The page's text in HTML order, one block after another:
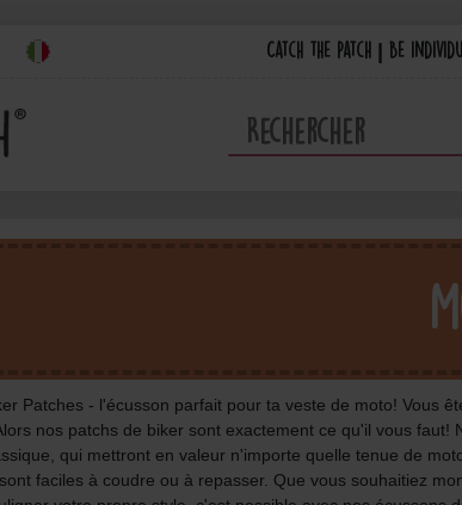
Catch the Patch | Be
Patches - l'écusson parfait pour ta veste de moto! Vous
nos patchs de biker sont exactement ce qu'il vous
qui mettront en valeur n'importe quelle tenue de
faciles à coudre ou à repasser. Que vous souhaitiez